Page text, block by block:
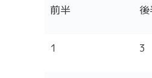
前半
1 3